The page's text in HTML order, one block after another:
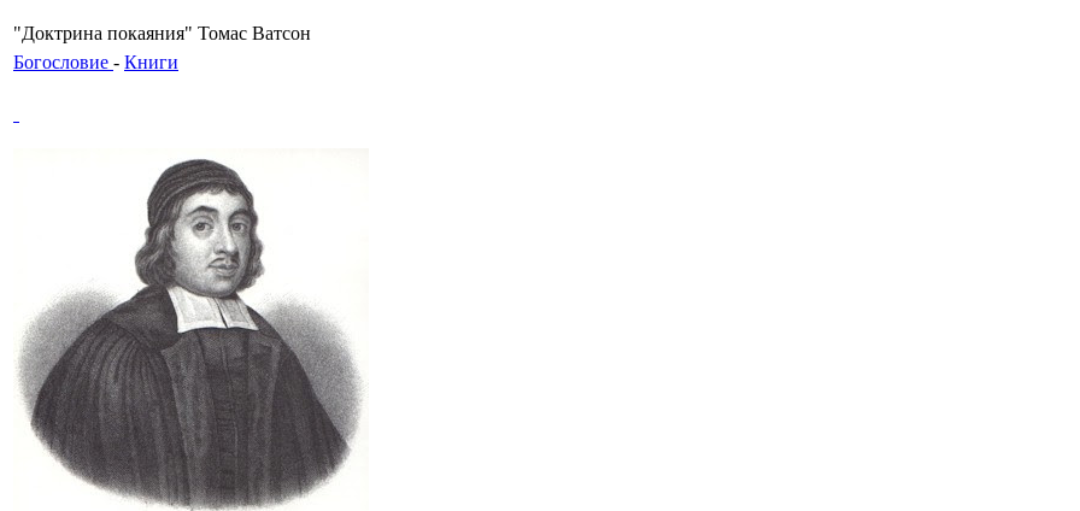
"Доктрина покаяния" Томас Ватсон
Богословие - Книги